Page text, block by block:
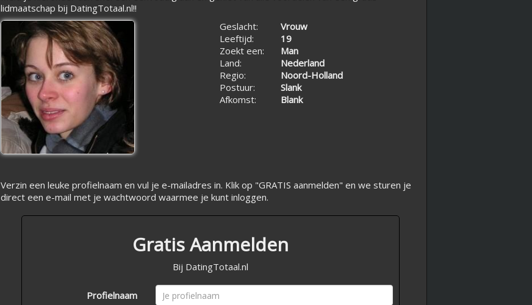
lidmaatschap bij DatingTotaal.nl!!
Geslacht:
Vrouw
Leeftijd:
19
Zoekt een:
Man
Land:
Nederland
Regio:
Noord-Holland
Postuur:
Slank
Afkomst:
Blank
Verzin een leuke profielnaam en vul je e-mailadres in. Klik op "GRATIS aanmelden" en we sturen je
direct een e-mail met je wachtwoord waarmee je kunt inloggen.
Gratis Aanmelden
Bij DatingTotaal.nl
Profielnaam